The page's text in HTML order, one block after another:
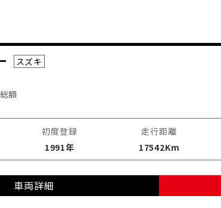
スズキ
額
初度登録
1991年
走行距離
17542Km
車両詳細